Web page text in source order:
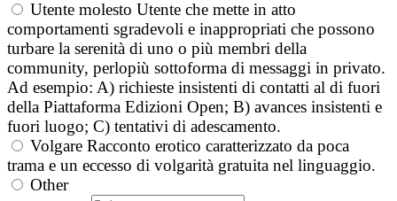
Utente molesto Utente che mette in atto
comportamenti sgradevoli e inappropriati che possono
turbare la serenità di uno o più membri della
community, perlopiù sottoforma di messaggi in privato.
Ad esempio: A) richieste insistenti di contatti al di fuori
della Piattaforma Edizioni Open; B) avances insistenti e
fuori luogo; C) tentativi di adescamento.
Volgare Racconto erotico caratterizzato da poca
trama e un eccesso di volgarità gratuita nel linguaggio.
Other